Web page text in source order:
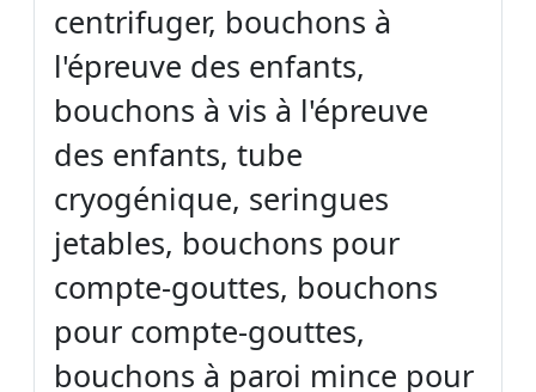
centrifuger, bouchons à
l'épreuve des enfants,
bouchons à vis à l'épreuve
des enfants, tube
cryogénique, seringues
jetables, bouchons pour
compte-gouttes, bouchons
pour compte-gouttes,
bouchons à paroi mince pour